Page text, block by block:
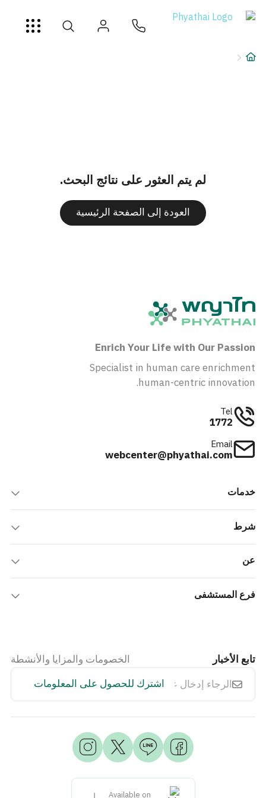
ไทย
English
لم يتم العثور على نتائج البحث.
العودة إلى الصفحة الرئيسية
Enrich Your Life with Our Passion
Specialist in human care enrichment
human-centric innovation.
Tel
1772
Email
webcenter@phyathai.com
خدمات
شرط
عن
فرع المستشفى
Available on
تابع الأخبار
الخصومات والمزايا والأنشطة
اشترك للحصول على المعلومات